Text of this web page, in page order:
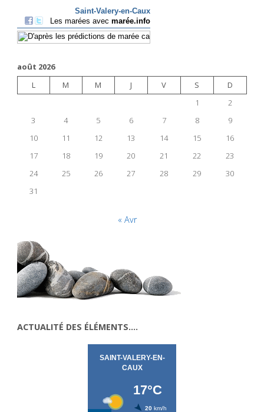
août 2026
L
M M J V S
D
1
2
3
4 5 6 7 8
9
10
11 12 13 14 15
16
17
18 19 20 21 22
23
24
25 26 27 28 29
30
31
« Avr
ACTUALITÉ DES ÉLÉMENTS….